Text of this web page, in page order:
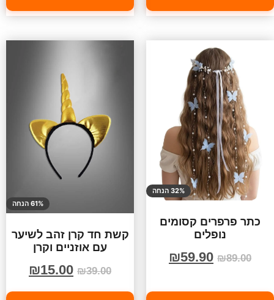
32% הנחה
כתר פרפרים קסומים
נופלים
₪89.00
₪59.90
61% הנחה
קשת חד קרן זהב לשיער
עם אוזניים וקרן
₪39.00
₪15.00